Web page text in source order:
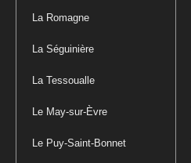
La Romagne
La Séguinière
La Tessoualle
Le May-sur-Èvre
Le Puy-Saint-Bonnet